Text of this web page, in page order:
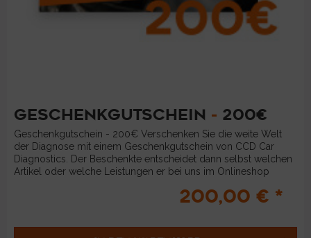
GESCHENKGUTSCHEIN - 200€
Geschenkgutschein - 200€ Verschenken Sie die weite Welt
der Diagnose mit einem Geschenkgutschein von CCD Car
Diagnostics. Der Beschenkte entscheidet dann selbst welchen
Artikel oder welche Leistungen er bei uns im Onlineshop
200,00 € *